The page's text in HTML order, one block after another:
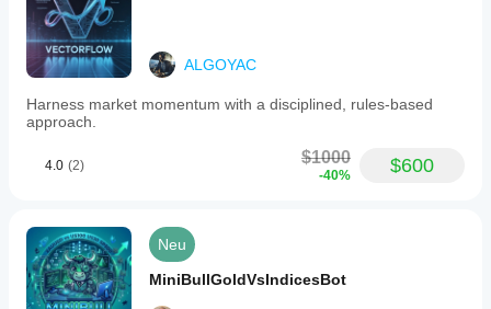
ALGOYAC
Harness market momentum with a disciplined, rules-based
approach.
4.0 (2) $1000
-40% $600
Neu
MiniBullGoldVsIndicesBot